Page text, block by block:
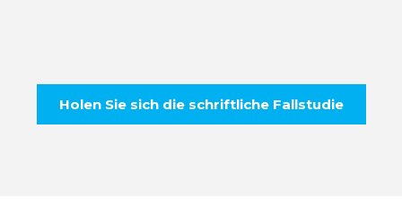
Holen Sie sich die schriftliche Fallstudie